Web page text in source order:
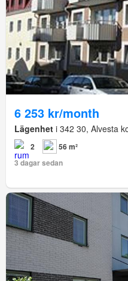
6 253 kr/month
Lägenhet i 342 30, Alvesta
2
56 m²
3 dagar sedan